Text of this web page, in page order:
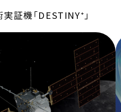
証機「DESTINY⁺」